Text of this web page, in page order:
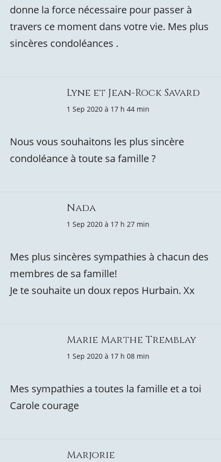
donne la force nécessaire pour passer à
travers ce moment dans votre vie. Mes plus
sincères condoléances .
Lyne et Jean-Rock Savard
1 Sep 2020 à 17 h 44 min
Nous vous souhaitons les plus sincère
condoléance à toute sa famille ?
Nada
1 Sep 2020 à 17 h 27 min
Mes plus sincères sympathies à chacun des
membres de sa famille!
Je te souhaite un doux repos Hurbain. Xx
Marie Marthe Tremblay
1 Sep 2020 à 17 h 08 min
Mes sympathies a toutes la famille et a toi
Carole courage
Marjorie